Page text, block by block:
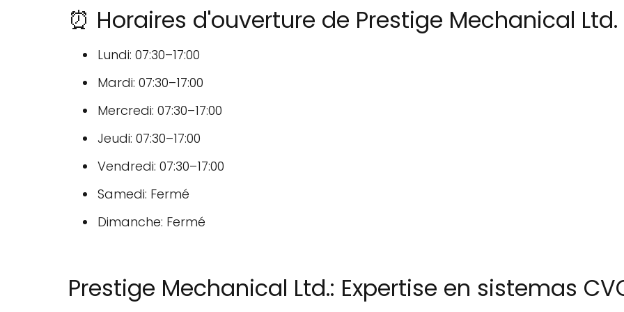
⏰ Horaires d'ouverture de Prestige Mechanical Ltd.
Lundi: 07:30–17:00
Mardi: 07:30–17:00
Mercredi: 07:30–17:00
Jeudi: 07:30–17:00
Vendredi: 07:30–17:00
Samedi: Fermé
Dimanche: Fermé
Prestige Mechanical Ltd.: Expertise en sistemas